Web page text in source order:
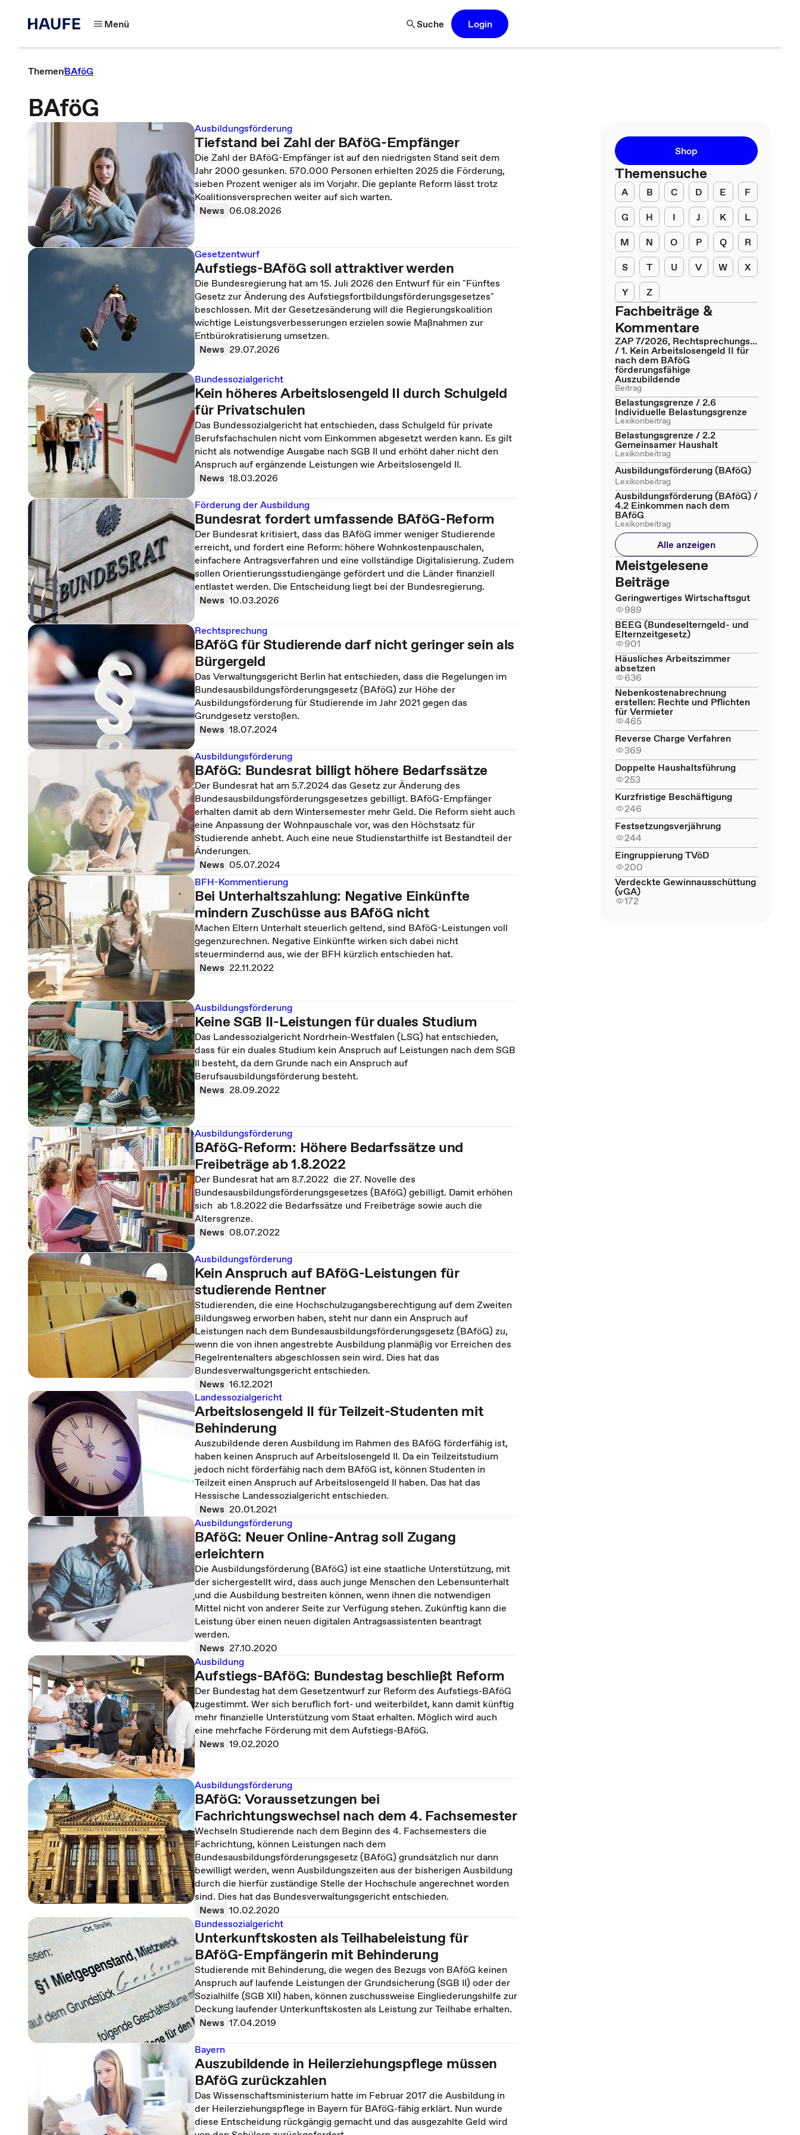
Menü Suche Login
ThemenBAföG
BAföG
Ausbildungsförderung
Tiefstand bei Zahl der BAföG-Empfänger
Die Zahl der BAföG-Empfänger ist auf den niedrigsten Stand seit dem
Jahr 2000 gesunken. 570.000 Personen erhielten 2025 die Förderung,
sieben Prozent weniger als im Vorjahr. Die geplante Reform lässt trotz
Koalitionsversprechen weiter auf sich warten.
News 06.08.2026
Gesetzentwurf
Aufstiegs-BAföG soll attraktiver werden
Die Bundesregierung hat am 15. Juli 2026 den Entwurf für ein "Fünftes
Gesetz zur Änderung des Aufstiegsfortbildungsförderungsgesetzes"
beschlossen. Mit der Gesetzesänderung will die Regierungskoalition
wichtige Leistungsverbesserungen erzielen sowie Maßnahmen zur
Entbürokratisierung umsetzen.
News 29.07.2026
Bundessozialgericht
Kein höheres Arbeitslosengeld II durch Schulgeld
für Privatschulen
Das Bundessozialgericht hat entschieden, dass Schulgeld für private
Berufsfachschulen nicht vom Einkommen abgesetzt werden kann. Es gilt
nicht als notwendige Ausgabe nach SGB II und erhöht daher nicht den
Anspruch auf ergänzende Leistungen wie Arbeitslosengeld II.
News 18.03.2026
Förderung der Ausbildung
Bundesrat fordert umfassende BAföG-Reform
Der Bundesrat kritisiert, dass das BAföG immer weniger Studierende
erreicht, und fordert eine Reform: höhere Wohnkostenpauschalen,
einfachere Antragsverfahren und eine vollständige Digitalisierung. Zudem
sollen Orientierungsstudiengänge gefördert und die Länder finanziell
entlastet werden. Die Entscheidung liegt bei der Bundesregierung.
News 10.03.2026
Rechtsprechung
BAföG für Studierende darf nicht geringer sein als
Bürgergeld
Das Verwaltungsgericht Berlin hat entschieden, dass die Regelungen im
Bundesausbildungsförderungsgesetz (BAföG) zur Höhe der
Ausbildungsförderung für Studierende im Jahr 2021 gegen das
Grundgesetz verstoßen.
News 18.07.2024
Ausbildungsförderung
BAföG: Bundesrat billigt höhere Bedarfssätze
Der Bundesrat hat am 5.7.2024 das Gesetz zur Änderung des
Bundesausbildungsförderungsgesetzes gebilligt. BAföG-Empfänger
erhalten damit ab dem Wintersemester mehr Geld. Die Reform sieht auch
eine Anpassung der Wohnpauschale vor, was den Höchstsatz für
Studierende anhebt. Auch eine neue Studienstarthilfe ist Bestandteil der
Änderungen.
News 05.07.2024
BFH-Kommentierung
Bei Unterhaltszahlung: Negative Einkünfte
mindern Zuschüsse aus BAföG nicht
Machen Eltern Unterhalt steuerlich geltend, sind BAföG-Leistungen voll
gegenzurechnen. Negative Einkünfte wirken sich dabei nicht
steuermindernd aus, wie der BFH kürzlich entschieden hat.
News 22.11.2022
Ausbildungsförderung
Keine SGB II-Leistungen für duales Studium
Das Landessozialgericht Nordrhein-Westfalen (LSG) hat entschieden,
dass für ein duales Studium kein Anspruch auf Leistungen nach dem SGB
II besteht, da dem Grunde nach ein Anspruch auf
Berufsausbildungsförderung besteht.
News 28.09.2022
Ausbildungsförderung
BAföG-Reform: Höhere Bedarfssätze und
Freibeträge ab 1.8.2022
Der Bundesrat hat am 8.7.2022 die 27. Novelle des
Bundesausbildungsförderungsgesetzes (BAföG) gebilligt. Damit erhöhen
sich ab 1.8.2022 die Bedarfssätze und Freibeträge sowie auch die
Altersgrenze.
News 08.07.2022
Ausbildungsförderung
Kein Anspruch auf BAföG-Leistungen für
studierende Rentner
Studierenden, die eine Hochschulzugangsberechtigung auf dem Zweiten
Bildungsweg erworben haben, steht nur dann ein Anspruch auf
Leistungen nach dem Bundesausbildungsförderungsgesetz (BAföG) zu,
wenn die von ihnen angestrebte Ausbildung planmäßig vor Erreichen des
Regelrentenalters abgeschlossen sein wird. Dies hat das
Bundesverwaltungsgericht entschieden.
News 16.12.2021
Landessozialgericht
Arbeitslosengeld II für Teilzeit-Studenten mit
Behinderung
Auszubildende deren Ausbildung im Rahmen des BAföG förderfähig ist,
haben keinen Anspruch auf Arbeitslosengeld II. Da ein Teilzeitstudium
jedoch nicht förderfähig nach dem BAföG ist, können Studenten in
Teilzeit einen Anspruch auf Arbeitslosengeld II haben. Das hat das
Hessische Landessozialgericht entschieden.
News 20.01.2021
Ausbildungsförderung
BAföG: Neuer Online-Antrag soll Zugang
erleichtern
Die Ausbildungsförderung (BAföG) ist eine staatliche Unterstützung, mit
der sichergestellt wird, dass auch junge Menschen den Lebensunterhalt
und die Ausbildung bestreiten können, wenn ihnen die notwendigen
Mittel nicht von anderer Seite zur Verfügung stehen. Zukünftig kann die
Leistung über einen neuen digitalen Antragsassistenten beantragt
werden.
News 27.10.2020
Ausbildung
Aufstiegs-BAföG: Bundestag beschließt Reform
Der Bundestag hat dem Gesetzentwurf zur Reform des Aufstiegs-BAföG
zugestimmt. Wer sich beruflich fort- und weiterbildet, kann damit künftig
mehr finanzielle Unterstützung vom Staat erhalten. Möglich wird auch
eine mehrfache Förderung mit dem Aufstiegs-BAföG.
News 19.02.2020
Ausbildungsförderung
BAföG: Voraussetzungen bei
Fachrichtungswechsel nach dem 4. Fachsemester
Wechseln Studierende nach dem Beginn des 4. Fachsemesters die
Fachrichtung, können Leistungen nach dem
Bundesausbildungsförderungsgesetz (BAföG) grundsätzlich nur dann
bewilligt werden, wenn Ausbildungszeiten aus der bisherigen Ausbildung
durch die hierfür zuständige Stelle der Hochschule angerechnet worden
sind. Dies hat das Bundesverwaltungsgericht entschieden.
News 10.02.2020
Bundessozialgericht
Unterkunftskosten als Teilhabeleistung für
BAföG-Empfängerin mit Behinderung
Studierende mit Behinderung, die wegen des Bezugs von BAföG keinen
Anspruch auf laufende Leistungen der Grundsicherung (SGB II) oder der
Sozialhilfe (SGB XII) haben, können zuschussweise Eingliederungshilfe zur
Deckung laufender Unterkunftskosten als Leistung zur Teilhabe erhalten.
News 17.04.2019
Bayern
Auszubildende in Heilerziehungspflege müssen
BAföG zurückzahlen
Das Wissenschaftsministerium hatte im Februar 2017 die Ausbildung in
der Heilerziehungspflege in Bayern für BAföG-fähig erklärt. Nun wurde
diese Entscheidung rückgängig gemacht und das ausgezahlte Geld wird
Shop
Themensuche
A B C D E
F
G
H I J K
L
M
N O P Q
R
S
T U V W
X
Y
Z
Fachbeiträge &
Kommentare
ZAP 7/2026, Rechtsprechungs...
/ 1. Kein Arbeitslosengeld II für
nach dem BAföG
förderungsfähige
Auszubildende
Beitrag
Belastungsgrenze / 2.6
Individuelle Belastungsgrenze
Lexikonbeitrag
Belastungsgrenze / 2.2
Gemeinsamer Haushalt
Lexikonbeitrag
Ausbildungsförderung (BAföG)
Lexikonbeitrag
Ausbildungsförderung (BAföG) /
4.2 Einkommen nach dem
BAföG
Lexikonbeitrag
Alle anzeigen
Meistgelesene
Beiträge
Geringwertiges Wirtschaftsgut
989
BEEG (Bundeselterngeld- und
Elternzeitgesetz)
901
Häusliches Arbeitszimmer
absetzen
636
Nebenkostenabrechnung
erstellen: Rechte und Pflichten
für Vermieter
465
Reverse Charge Verfahren
369
Doppelte Haushaltsführung
253
Kurzfristige Beschäftigung
246
Festsetzungsverjährung
244
Eingruppierung TVöD
200
Verdeckte Gewinnausschüttung
(vGA)
172